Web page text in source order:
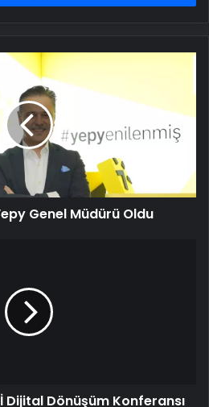
Genel Müdürü Oldu
Dijital Dönüşüm Konferansı